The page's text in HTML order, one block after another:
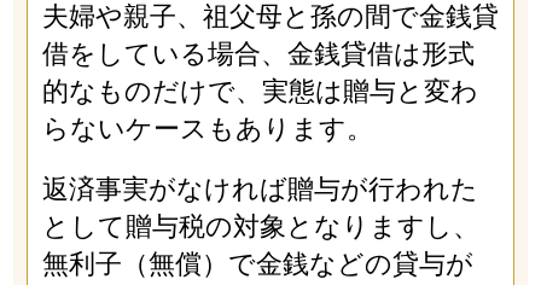
夫婦や親子、祖父母と孫の間で金銭貸
借をしている場合、金銭貸借は形式
的なものだけで、実態は贈与と変わ
らないケースもあります。
返済事実がなければ贈与が行われた
として贈与税の対象となりますし、
無利子（無償）で金銭などの貸与が